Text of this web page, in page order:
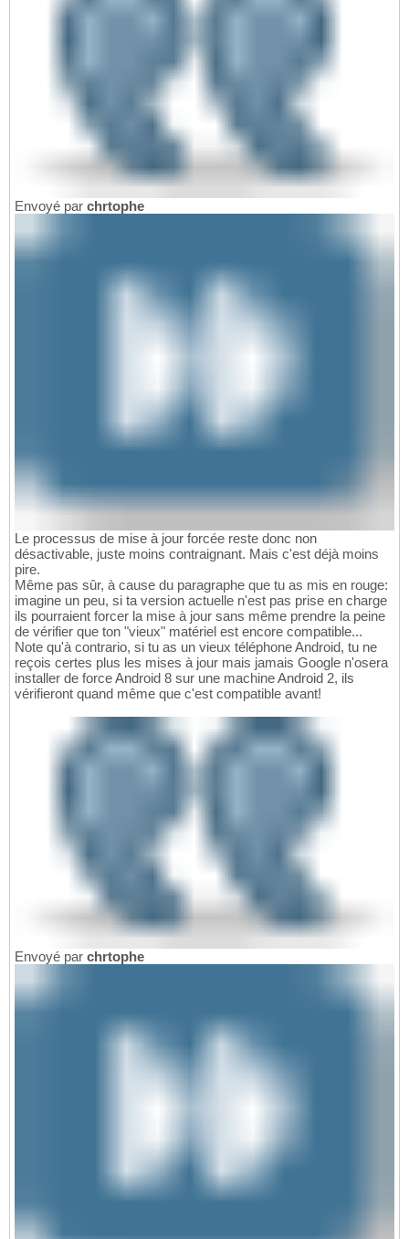
Envoyé par chrtophe
Le processus de mise à jour forcée reste donc non
désactivable, juste moins contraignant. Mais c'est déjà moins
pire.
Même pas sûr, à cause du paragraphe que tu as mis en rouge:
imagine un peu, si ta version actuelle n'est pas prise en charge
ils pourraient forcer la mise à jour sans même prendre la peine
de vérifier que ton "vieux" matériel est encore compatible...
Note qu'à contrario, si tu as un vieux téléphone Android, tu ne
reçois certes plus les mises à jour mais jamais Google n'osera
installer de force Android 8 sur une machine Android 2, ils
vérifieront quand même que c'est compatible avant!
Envoyé par chrtophe